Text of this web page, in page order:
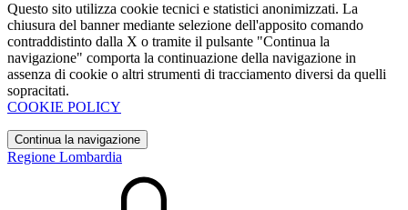
Questo sito utilizza cookie tecnici e statistici anonimizzati. La
chiusura del banner mediante selezione dell'apposito comando
contraddistinto dalla X o tramite il pulsante "Continua la
navigazione" comporta la continuazione della navigazione in
assenza di cookie o altri strumenti di tracciamento diversi da quelli
sopracitati.
COOKIE POLICY
Continua la navigazione
Regione Lombardia